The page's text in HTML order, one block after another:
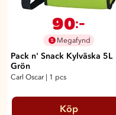
90:-
Megafynd
Pack n' Snack Kylväska 5L
Grön
Carl Oscar 1 pcs
Köp